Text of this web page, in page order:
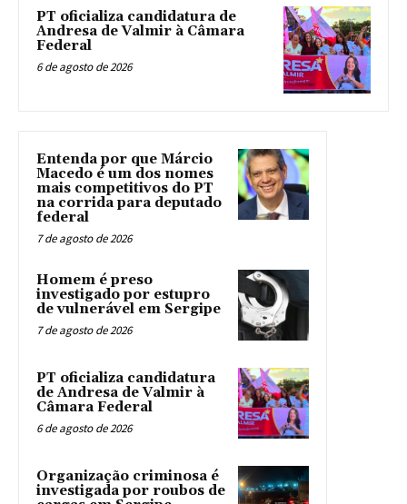
PT oficializa candidatura de
Andresa de Valmir à Câmara
Federal
6 de agosto de 2026
Entenda por que Márcio
Macedo é um dos nomes
mais competitivos do PT
na corrida para deputado
federal
7 de agosto de 2026
Homem é preso
investigado por estupro
de vulnerável em Sergipe
7 de agosto de 2026
PT oficializa candidatura
de Andresa de Valmir à
Câmara Federal
6 de agosto de 2026
Organização criminosa é
investigada por roubos de